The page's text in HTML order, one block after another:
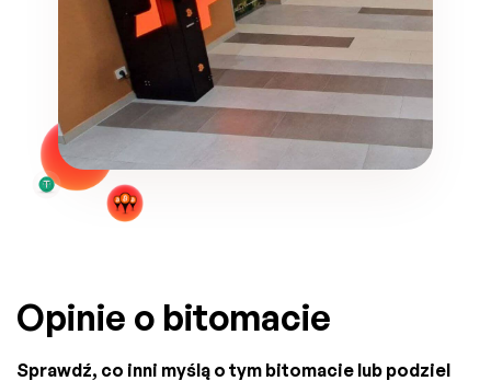
Opinie o bitomacie
Sprawdź, co inni myślą o tym bitomacie lub podziel